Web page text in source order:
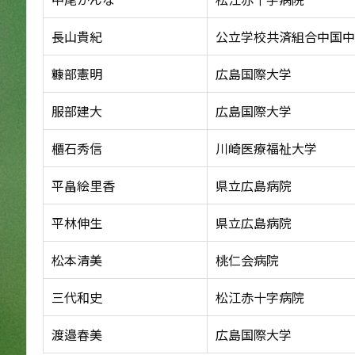
長山貴紀
公立学校共済組合中国
糠部憲明
広島国際大学
服部建大
広島国際大学
櫃石秀信
川崎医療福祉大学
平畠絵里香
県立広島病院
平林伸生
県立広島病院
松本清美
桃仁会病院
三代和史
松江赤十字病院
渡邉春美
広島国際大学